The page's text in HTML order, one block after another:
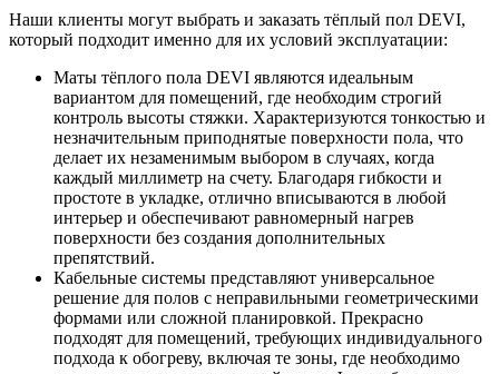
Наши клиенты могут выбрать и заказать тёплый пол DEVI,
который подходит именно для их условий эксплуатации:
Маты тёплого пола DEVI являются идеальным
вариантом для помещений, где необходим строгий
контроль высоты стяжки. Характеризуются тонкостью и
незначительным приподнятые поверхности пола, что
делает их незаменимым выбором в случаях, когда
каждый миллиметр на счету. Благодаря гибкости и
простоте в укладке, отлично вписываются в любой
интерьер и обеспечивают равномерный нагрев
поверхности без создания дополнительных
препятствий.
Кабельные системы представляют универсальное
решение для полов с неправильными геометрическими
формами или сложной планировкой. Прекрасно
подходят для помещений, требующих индивидуального
подхода к обогреву, включая те зоны, где необходимо